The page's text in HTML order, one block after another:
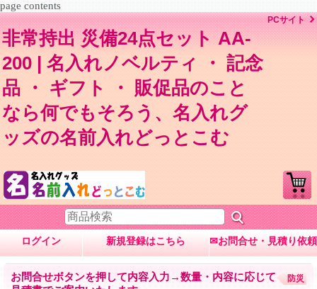
page contents
非常持出 災備24点セット AA-
200 | 名入れノベルティ ・ 記念
品 ・ ギフト ・ 販促品のこと
なら何でもそろう、名入れグ
ッズの名前入れどっとこむ
PCサイト
ログイン 新規登録はこちら ✉お問合せ・見積り依頼
お問合せボタンを押して内容入力→数量・内容に応じて
防災